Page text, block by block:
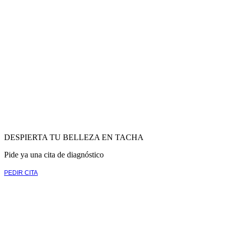
DESPIERTA TU BELLEZA EN TACHA
Pide ya una cita de diagnóstico
PEDIR CITA